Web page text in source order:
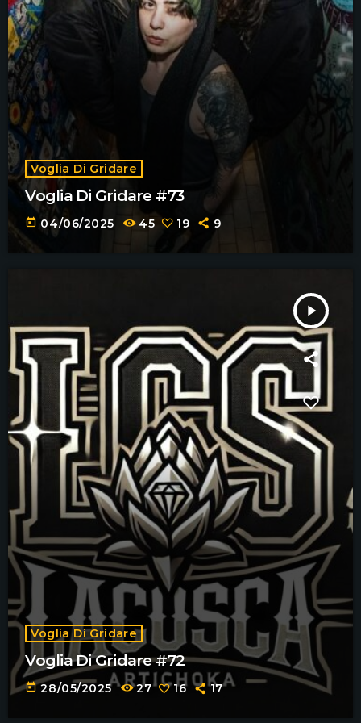
Voglia Di Gridare
Voglia Di Gridare #73
today 04/06/2025 45 19 9
play_arrow
Voglia Di Gridare
Voglia Di Gridare #72
today 28/05/2025 27 16 17